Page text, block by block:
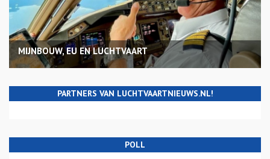
MIJNBOUW, EU EN LUCHTVAART
PARTNERS VAN LUCHTVAARTNIEUWS.NL!
POLL